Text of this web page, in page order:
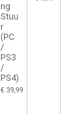
ng
Stuu
r
(PC
/
PS3
/
PS4)
€ 39,99